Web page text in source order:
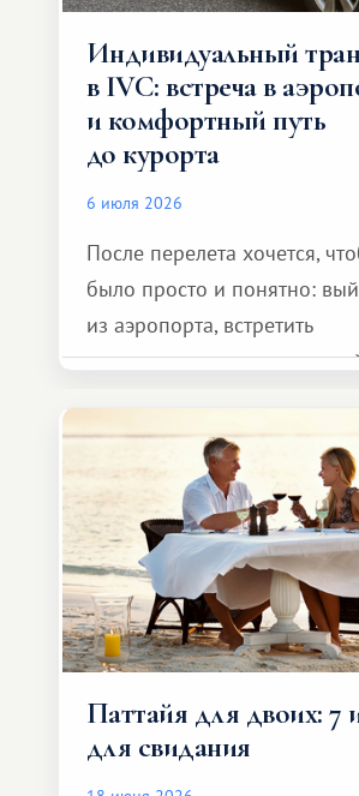
Индивидуальный
в IVC: встреча в
и комфортный путь
до курорта
6 июля 2026
После перелета хочется,
было просто и понятно:
из аэропорта, встретить
представителя
и спокойно доехать до
Паттайя для двоих: 7
для свидания